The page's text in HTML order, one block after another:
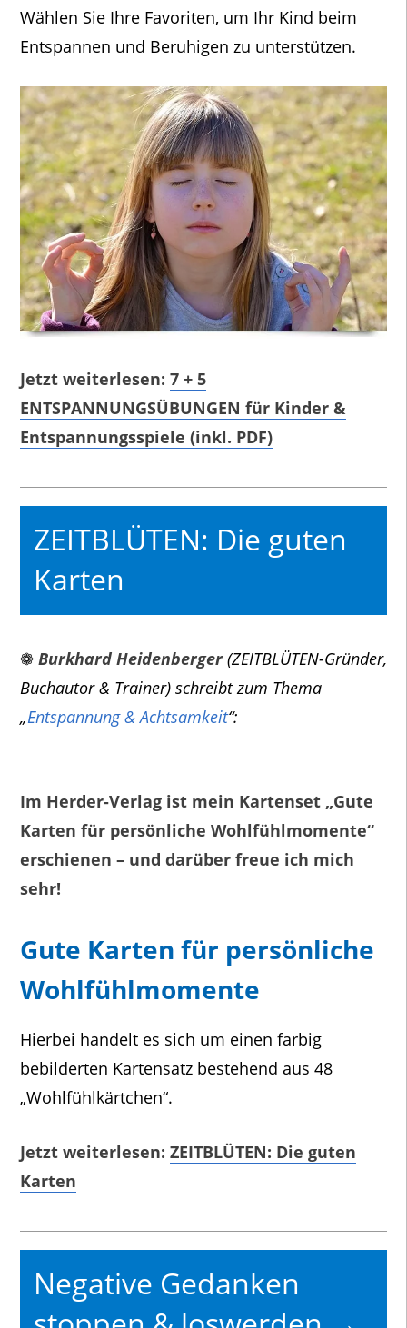
Wählen Sie Ihre Favoriten, um Ihr Kind beim
Entspannen und Beruhigen zu unterstützen.
Jetzt weiterlesen: 7 + 5
ENTSPANNUNGSÜBUNGEN für Kinder &
Entspannungsspiele (inkl. PDF)
ZEITBLÜTEN: Die guten
Karten
❁ Burkhard Heidenberger(ZEITBLÜTEN-Gründer,
Buchautor & Trainer) schreibt zum Thema
„Entspannung & Achtsamkeit“:
Im Herder-Verlag ist mein Kartenset „Gute
Karten für persönliche Wohlfühlmomente“
erschienen – und darüber freue ich mich
sehr!
Gute Karten für persönliche
Wohlfühlmomente
Hierbei handelt es sich um einen farbig
bebilderten Kartensatz bestehend aus 48
„Wohlfühlkärtchen“.
Jetzt weiterlesen: ZEITBLÜTEN: Die guten
Karten
Negative Gedanken